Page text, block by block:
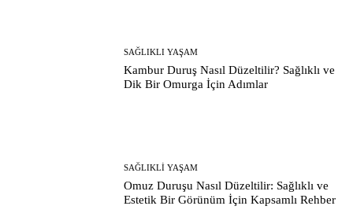
SAĞLIKLI YAŞAM
Kambur Duruş Nasıl Düzeltilir? Sağlıklı ve
Dik Bir Omurga İçin Adımlar
SAĞLIKLI YAŞAM
Omuz Duruşu Nasıl Düzeltilir: Sağlıklı ve
Estetik Bir Görünüm İçin Kapsamlı Rehber